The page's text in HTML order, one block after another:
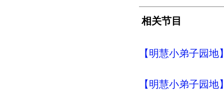
相关节目
【明慧小弟子园
【明慧小弟子园